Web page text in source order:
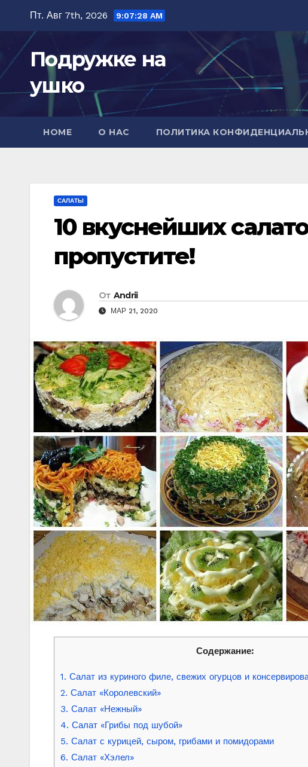
содержимому
Пт. Авг 7th, 2026 9:07:29 AM
Подружке на
ушко
HOME О НАС ПОЛИТИКА
САЛАТЫ
10 вкуснейших
пропустите!
От Andrii
МАР 21, 2020
Содержание:
1. Салат из куриного филе, свежих огурцов и
2. Салат «Королевский»
3. Салат «Нежный»
4. Салат «Грибы под шубой»
5. Салат с курицей, сыром, грибами и помидорами
6. Салат «Хэлел»